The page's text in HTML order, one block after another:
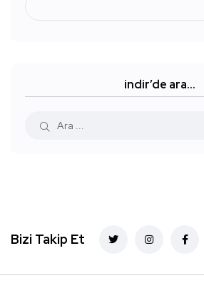
indir’de ara…
Bizi Takip Et